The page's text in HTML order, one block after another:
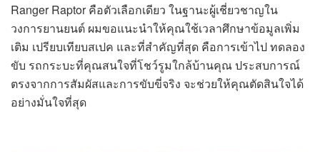
Ranger Raptor คือตัวเลือกเดียว ในฐานะผู้เชี่ยวชาญใน
วงการยานยนต์ ผมขอแนะนำให้คุณใช้เวลาศึกษาข้อมูลเพิ่ม
เติม เปรียบเทียบสเปค และที่สำคัญที่สุด คือการเข้าไป ทดลอง
ขับ รถกระบะที่คุณสนใจที่โชว์รูมใกล้บ้านคุณ ประสบการณ์
ตรงจากการสัมผัสและการขับขี่จริง จะช่วยให้คุณตัดสินใจได้
อย่างมั่นใจที่สุด